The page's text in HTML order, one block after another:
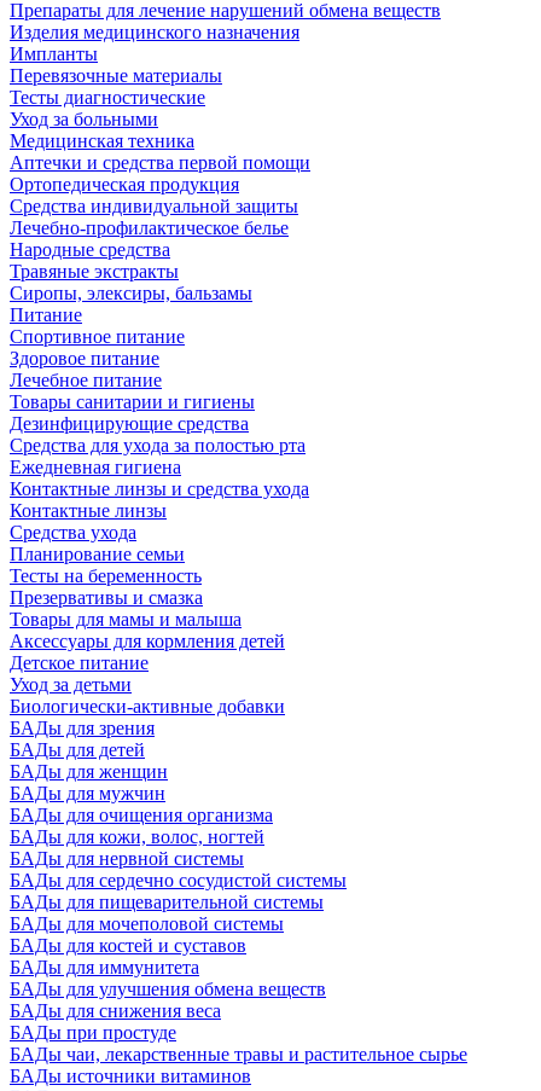
Препараты для лечение нарушений обмена веществ
Изделия медицинского назначения
Импланты
Перевязочные материалы
Тесты диагностические
Уход за больными
Медицинская техника
Аптечки и средства первой помощи
Ортопедическая продукция
Средства индивидуальной защиты
Лечебно-профилактическое белье
Народные средства
Травяные экстракты
Сиропы, элексиры, бальзамы
Питание
Спортивное питание
Здоровое питание
Лечебное питание
Товары санитарии и гигиены
Дезинфицирующие средства
Средства для ухода за полостью рта
Ежедневная гигиена
Контактные линзы и средства ухода
Контактные линзы
Средства ухода
Планирование семьи
Тесты на беременность
Презервативы и смазка
Товары для мамы и малыша
Аксессуары для кормления детей
Детское питание
Уход за детьми
Биологически-активные добавки
БАДы для зрения
БАДы для детей
БАДы для женщин
БАДы для мужчин
БАДы для очищения организма
БАДы для кожи, волос, ногтей
БАДы для нервной системы
БАДы для сердечно сосудистой системы
БАДы для пищеварительной системы
БАДы для мочеполовой системы
БАДы для костей и суставов
БАДы для иммунитета
БАДы для улучшения обмена веществ
БАДы для снижения веса
БАДы при простуде
БАДы чаи, лекарственные травы и растительное сырье
БАДы источники витаминов